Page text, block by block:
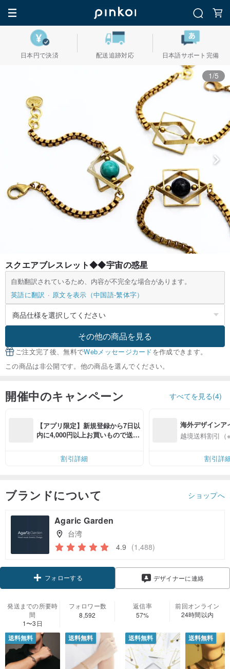
日本円で決済 配送追跡対応 日本語サポート完備
1/5
スクエアブレスレット◆◆宇宙の惑星
自動翻訳されているため、内容が不完全な場合があります。
英語に翻訳
原文を表示（中国語-繁体字）
その他の商品を見る
ご注文完了後、無料でWebメッセージカードを作成できます。
この商品は非公開です。他の商品を選んでください。
開催中のキャンペーン すべてを見る(4)
【アプリ限定】新規登録から7日以
内に4,000円以上お買いもので送料
割引詳細
海外デザインア
入
越境送料割引（
割引詳
ブランドについて ショップへ
Agaric Garden
台湾
4.9 (1,488)
フォローする デザイナーに連絡
発送までの所要時
間
1〜3日
フォロワー数
8,592
返信率
57%
前回オンライン
24時間以内
送料無料 送料無料 送料無料 送料無料